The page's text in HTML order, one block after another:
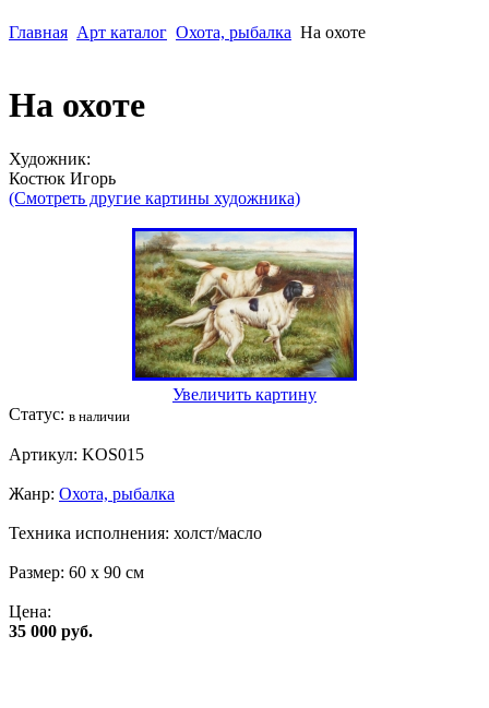
Главная Арт каталог Охота, рыбалка На охоте
На охоте
Художник:
Костюк Игорь
(Смотреть другие картины художника)
Увеличить картину
Статус: в наличии
Артикул: KOS015
Жанр: Охота, рыбалка
Техника исполнения: холст/масло
Размер: 60 x 90 см
Цена:
35 000 руб.